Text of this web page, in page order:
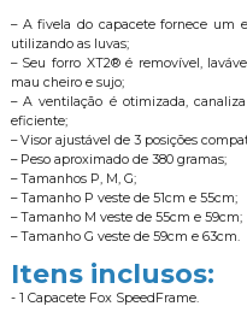
– A fivela do capacete fornece um
utilizando as luvas;
– Seu forro XT2® é removível,
mau cheiro e sujo;
– A ventilação é otimizada,
eficiente;
– Visor ajustável de 3 posições
– Peso aproximado de 380 gramas;
– Tamanhos P, M, G;
– Tamanho P veste de 51cm e 55cm;
– Tamanho M veste de 55cm e 59cm;
– Tamanho G veste de 59cm e 63cm.
Itens inclusos:
- 1 Capacete Fox SpeedFrame.